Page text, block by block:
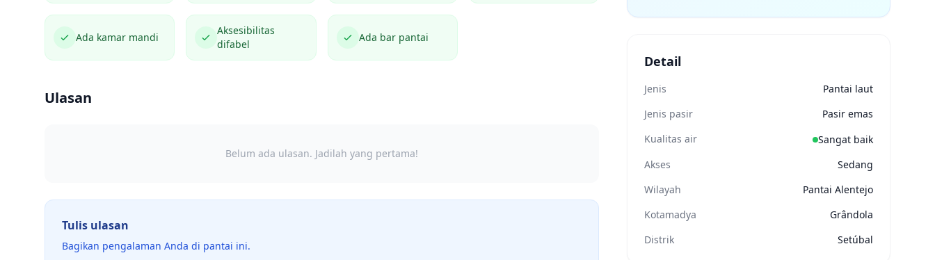
Ada kamar mandi
Aksesibilitas
difabel
Ada bar pantai
Ulasan
Belum ada ulasan. Jadilah yang pertama!
Tulis ulasan
Bagikan pengalaman Anda di pantai ini.
Detail
Jenis
Pantai laut
Jenis pasir
Pasir emas
Kualitas air
Sangat baik
Akses
Sedang
Wilayah
Pantai Alentejo
Kotamadya
Grândola
Distrik
Setúbal